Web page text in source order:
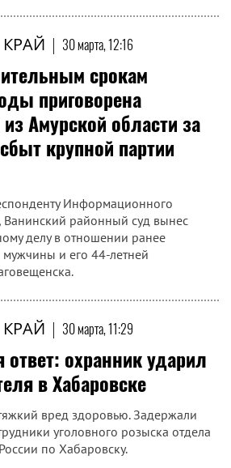
| 30 марта, 12:16
срокам
приговорена
Амурской области за
крупной партии
Информационного
Ванинский районный суд вынес
делу в отношении ранее
мужчины и его 44-летней
| 30 марта, 11:29
охранник ударил
в Хабаровске
вред здоровью. Задержали
уголовного розыска отдела
по Хабаровску.